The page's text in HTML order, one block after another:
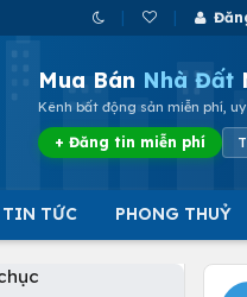
Mua Bán Nhà Đất
Kênh bất động sản miễn phí,
+ Đăng tin miễn phí
TIN TỨC PHONG THUỶ